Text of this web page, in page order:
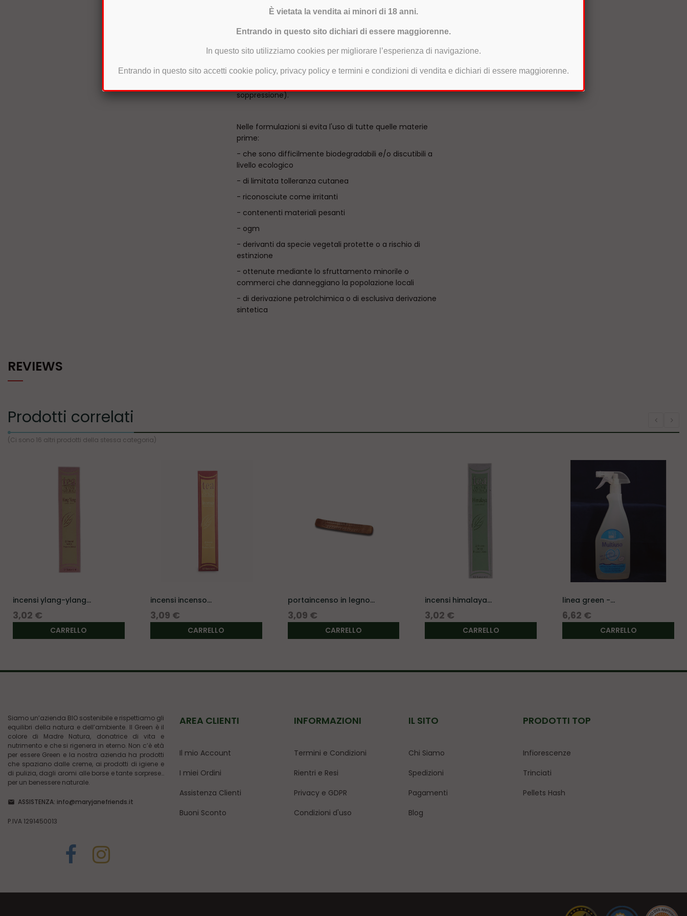
In generale sono comunque sempre utilizzate materie
origine animale (solo se accertato che il loro
soppressione).
Nelle formulazioni si evita l'uso di tutte quelle materie
prime:
- che sono difficilmente biodegradabili e/o discutibili a
livello ecologico
- di limitata tolleranza cutanea
- riconosciute come irritanti
- contenenti materiali pesanti
- ogm
- derivanti da specie vegetali protette o a rischio di
estinzione
- ottenute mediante lo sfruttamento minorile o
commerci che danneggiano la popolazione locali
- di derivazione petrolchimica o di esclusiva derivazione
sintetica
REVIEWS
Prodotti correlati
(Ci sono 16 altri prodotti della stessa categoria)
incensi ylang-ylang...
Prezzo
3,02 €
CARRELLO
incensi incenso
(boswellia...
Prezzo
3,09 €
CARRELLO
portaincenso in legno
con...
Prezzo
3,09 €
CARRELLO
incensi himalaya
(acorus...
Prezzo
3,02 €
CARRELLO
linea green -...
Prezzo
6,62 €
CARRELLO
Siamo un’azienda BIO sostenibile e rispettiamo gli
equilibri della natura e dell’ambiente. Il Green è il
colore di Madre Natura, donatrice di vita e
nutrimento e che si rigenera in eterno. Non c’è età
per essere Green e la nostra azienda ha prodotti
che spaziano dalle creme, ai prodotti di igiene e
di pulizia, dagli aromi alle borse e tante sorprese…
per un benessere naturale.
ASSISTENZA: info@maryjanefriends.it
P.IVA 1291450013
AREA CLIENTI
Il mio Account
I miei Ordini
Assistenza Clienti
Buoni Sconto
INFORMAZIONI
Termini e Condizioni
Rientri e Resi
Privacy e GDPR
Condizioni d'uso
IL SITO
Chi Siamo
Spedizioni
Pagamenti
Blog
PRODOTTI TOP
Infiorescenze
Trinciati
Pellets Hash
È vietata la vendita ai minori di 18 anni.
Entrando in questo sito dichiari di essere maggiorenne.
In questo sito utilizziamo cookies per migliorare l’esperienza di navigazione.
Entrando in questo sito accetti cookie policy, privacy policy e termini e condizioni di vendita e dichiari di essere maggiorenne.